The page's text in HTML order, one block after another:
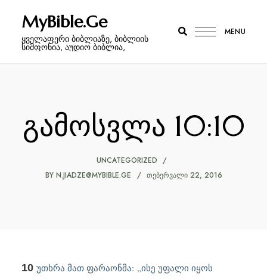
MyBible.Ge
ყველაფერი ბიბლიაზე, ბიბლიის
სიმფონია, აუდიო ბიბლია,
MENU
გამოსვლა 10:10
UNCATEGORIZED
BY N.JIADZE@MYBIBLE.GE ᲗᲔᲑᲔᲠᲕᲐᲚᲘ 22, 2016
10 უთხრა მათ ფარაონმა: „ისე უფალი იყოს